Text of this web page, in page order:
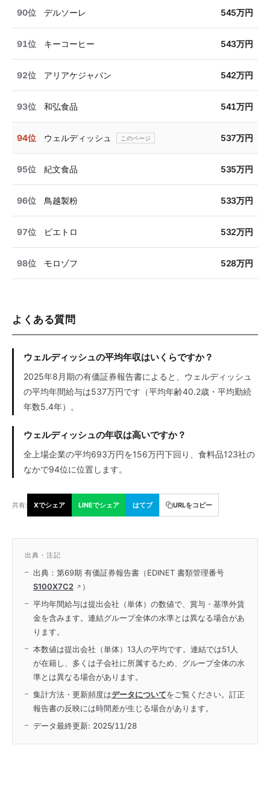
90位 デルソーレ 545万円
91位 キーコーヒー 543万円
92位 アリアケジャパン 542万円
93位 和弘食品 541万円
94位 ウェルディッシュ 537万円
95位 紀文食品 535万円
96位 鳥越製粉 533万円
97位 ピエトロ 532万円
98位 モロゾフ 528万円
よくある質問
ウェルディッシュの平均年収はいくらですか？
2025年8月期の有価証券報告書によると、ウェルディッシュ
の平均年間給与は537万円です（平均年齢40.2歳・平均勤続
年数5.4年）。
ウェルディッシュの年収は高いですか？
全上場企業の平均693万円を156万円下回り、食料品123社の
なかで94位に位置します。
共有: Xでシェア LINEでシェア はてブ URLをコピー
出典・注記
出典：第69期 有価証券報告書（EDINET 書類管理番号
S100X7C2
）
平均年間給与は提出会社（単体）の数値で、賞与・基準外賃
金を含みます。連結グループ全体の水準とは異なる場合があ
ります。
本数値は提出会社（単体）13人の平均です。連結では51人
が在籍し、多くは子会社に所属するため、グループ全体の水
準とは異なる場合があります。
集計方法・更新頻度はデータについてをご覧ください。訂正
報告書の反映には時間差が生じる場合があります。
データ最終更新: 2025/11/28